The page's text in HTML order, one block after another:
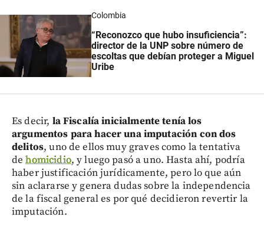
Colombia
“Reconozco que hubo insuficiencia”:
director de la UNP sobre número de
escoltas que debían proteger a Miguel
Uribe
Es decir, la Fiscalía inicialmente tenía los
argumentos para hacer una imputación con dos
delitos, uno de ellos muy graves como la tentativa
dehomicidio, y luego pasó a uno. Hasta ahí, podría
haber justificación jurídicamente, pero lo que aún
sin aclararse y genera dudas sobre la independencia
de la fiscal general es por qué decidieron revertir la
imputación.